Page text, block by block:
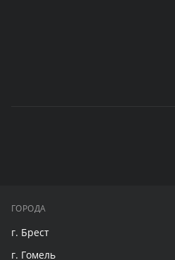
ГОРОДА
г. Брест
г. Гомель